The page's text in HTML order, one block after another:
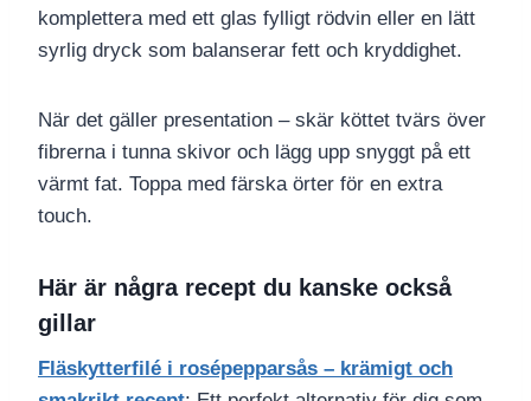
komplettera med ett glas fylligt rödvin eller en lätt
syrlig dryck som balanserar fett och kryddighet.
När det gäller presentation – skär köttet tvärs över
fibrerna i tunna skivor och lägg upp snyggt på ett
värmt fat. Toppa med färska örter för en extra
touch.
Här är några recept du kanske också
gillar
Fläskytterfilé i rosépepparsås – krämigt och